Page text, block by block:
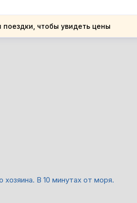
чтобы увидеть цены
В 10 минутах от моря.